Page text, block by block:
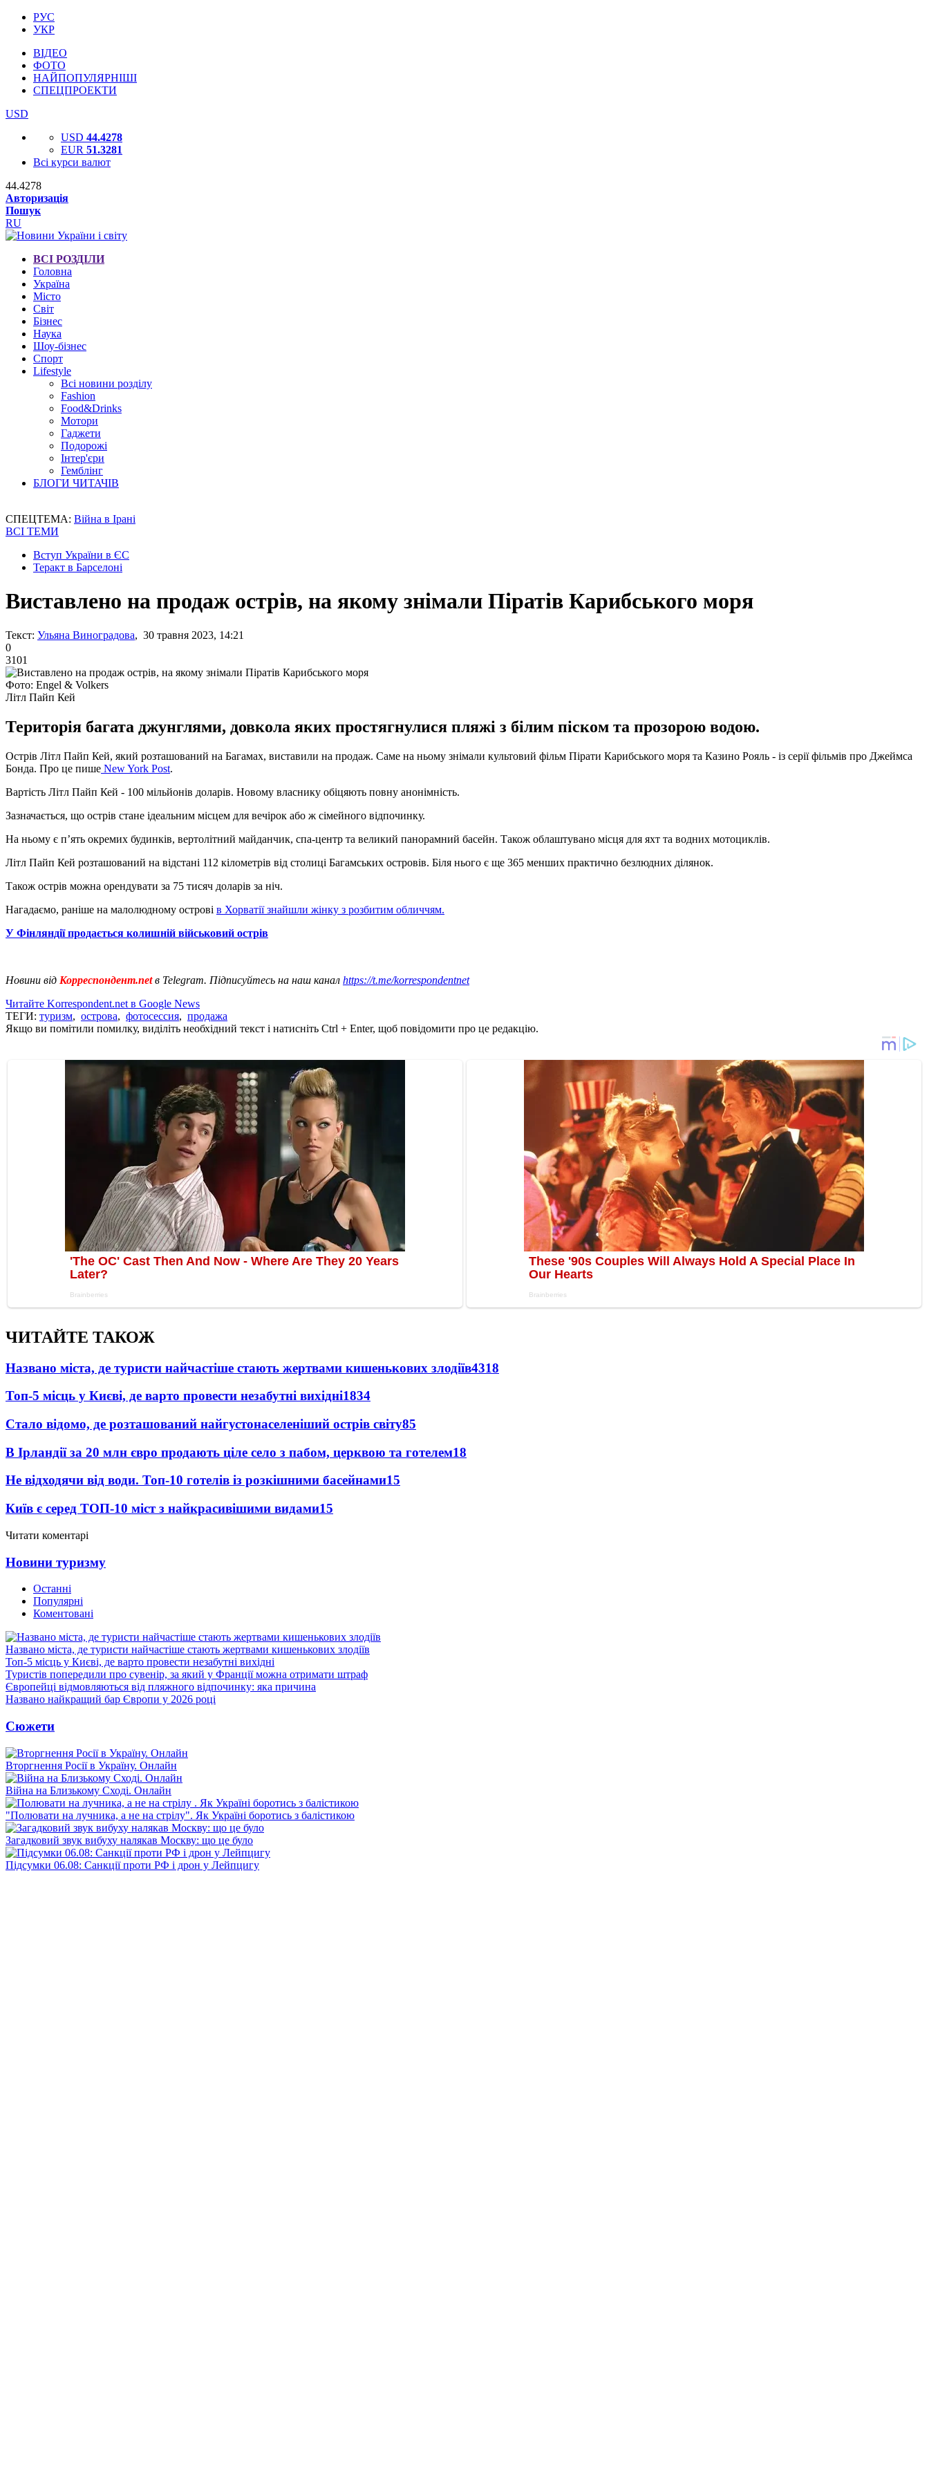
РУС
УКР
ВІДЕО
ФОТО
НАЙПОПУЛЯРНІШІ
СПЕЦПРОЕКТИ
USD
USD 44.4278
EUR 51.3281
Всі курси валют
44.4278
Авторизація
Пошук
RU
ВСІ РОЗДІЛИ
Головна
Україна
Місто
Світ
Бізнес
Наука
Шоу-бізнес
Спорт
Lifestyle
Всі новини розділу
Fashion
Food&Drinks
Мотори
Гаджети
Подорожі
Інтер'єри
Гемблінг
БЛОГИ ЧИТАЧІВ
СПЕЦТЕМА: Війна в Ірані
ВСІ ТЕМИ
Вступ України в ЄС
Теракт в Барселоні
Виставлено на продаж острів, на якому знімали Піратів Карибського моря
Текст: Ульяна Виноградова, 30 травня 2023, 14:21
0
3101
Фото: Engel & Volkers
Літл Пайп Кей
Територія багата джунглями, довкола яких простягнулися пляжі з білим піском та прозорою водою.
Острів Літл Пайп Кей, який розташований на Багамах, виставили на продаж. Саме на ньому знімали культовий фільм Пірати Карибського моря та Казино Рояль - із серії фільмів про Джеймса
Бонда. Про це пише New York Post.
Вартість Літл Пайп Кей - 100 мільйонів доларів. Новому власнику обіцяють повну анонімність.
Зазначається, що острів стане ідеальним місцем для вечірок або ж сімейного відпочинку.
На ньому є п’ять окремих будинків, вертолітний майданчик, спа-центр та великий панорамний басейн. Також облаштувано місця для яхт та водних мотоциклів.
Літл Пайп Кей розташований на відстані 112 кілометрів від столиці Багамських островів. Біля нього є ще 365 менших практично безлюдних ділянок.
Також острів можна орендувати за 75 тисяч доларів за ніч.
Нагадаємо, раніше на малолюдному острові в Хорватії знайшли жінку з розбитим обличчям.
У Фінляндії продається колишній військовий острів
Новини від Корреспондент.netв Telegram. Підписуйтесь на наш канал https://t.me/korrespondentnet
Читайте Korrespondent.net в Google News
ТЕГИ: туризм, острова, фотосессия, продажа
Якщо ви помітили помилку, виділіть необхідний текст і натисніть Ctrl + Enter, щоб повідомити про це редакцію.
ЧИТАЙТЕ ТАКОЖ
Названо міста, де туристи найчастіше стають жертвами кишенькових злодіїв4318
Топ-5 місць у Києві, де варто провести незабутні вихідні1834
Стало відомо, де розташований найгустонаселеніший острів світу85
В Ірландії за 20 млн євро продають ціле село з пабом, церквою та готелем18
Не відходячи від води. Топ-10 готелів із розкішними басейнами15
Київ є серед ТОП-10 міст з найкрасивішими видами15
Читати коментарі
Новини туризму
Останні
Популярні
Коментовані
Названо міста, де туристи найчастіше стають жертвами кишенькових злодіїв
Топ-5 місць у Києві, де варто провести незабутні вихідні
Туристів попередили про сувенір, за який у Франції можна отримати штраф
Європейці відмовляються від пляжного відпочинку: яка причина
Названо найкращий бар Європи у 2026 році
Сюжети
Вторгнення Росії в Україну. Онлайн
Війна на Близькому Сході. Онлайн
"Полювати на лучника, а не на стрілу". Як Україні боротись з балістикою
Загадковий звук вибуху налякав Москву: що це було
Підсумки 06.08: Санкції проти РФ і дрон у Лейпцигу